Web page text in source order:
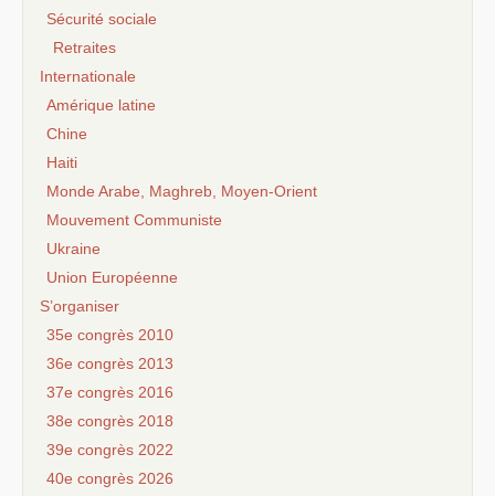
Sécurité sociale
Retraites
Internationale
Amérique latine
Chine
Haiti
Monde Arabe, Maghreb, Moyen-Orient
Mouvement Communiste
Ukraine
Union Européenne
S’organiser
35e congrès 2010
36e congrès 2013
37e congrès 2016
38e congrès 2018
39e congrès 2022
40e congrès 2026